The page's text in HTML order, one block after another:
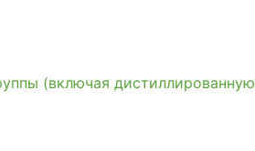
(включая дистиллированную